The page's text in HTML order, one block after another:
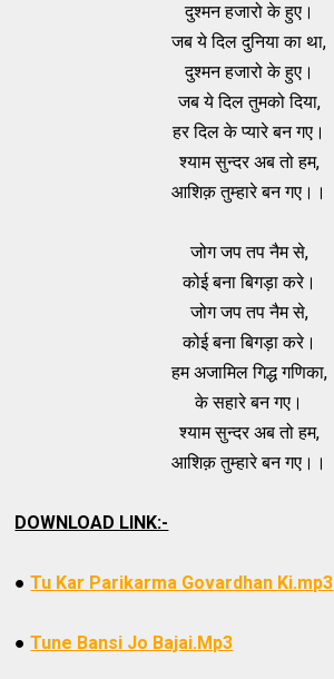
दुश्मन हजारो के हुए।
जब ये दिल दुनिया का था,
दुश्मन हजारो के हुए।
जब ये दिल तुमको दिया,
हर दिल के प्यारे बन गए।
श्याम सुन्दर अब तो हम,
आशिक़ तुम्हारे बन गए।।
जोग जप तप नैम से,
कोई बना बिगड़ा करे।
जोग जप तप नैम से,
कोई बना बिगड़ा करे।
हम अजामिल गिद्ध गणिका,
के सहारे बन गए।
श्याम सुन्दर अब तो हम,
आशिक़ तुम्हारे बन गए।।
DOWNLOAD LINK:-
●Tu Kar Parikarma Govardhan Ki.mp3
●Tune Bansi Jo Bajai.Mp3